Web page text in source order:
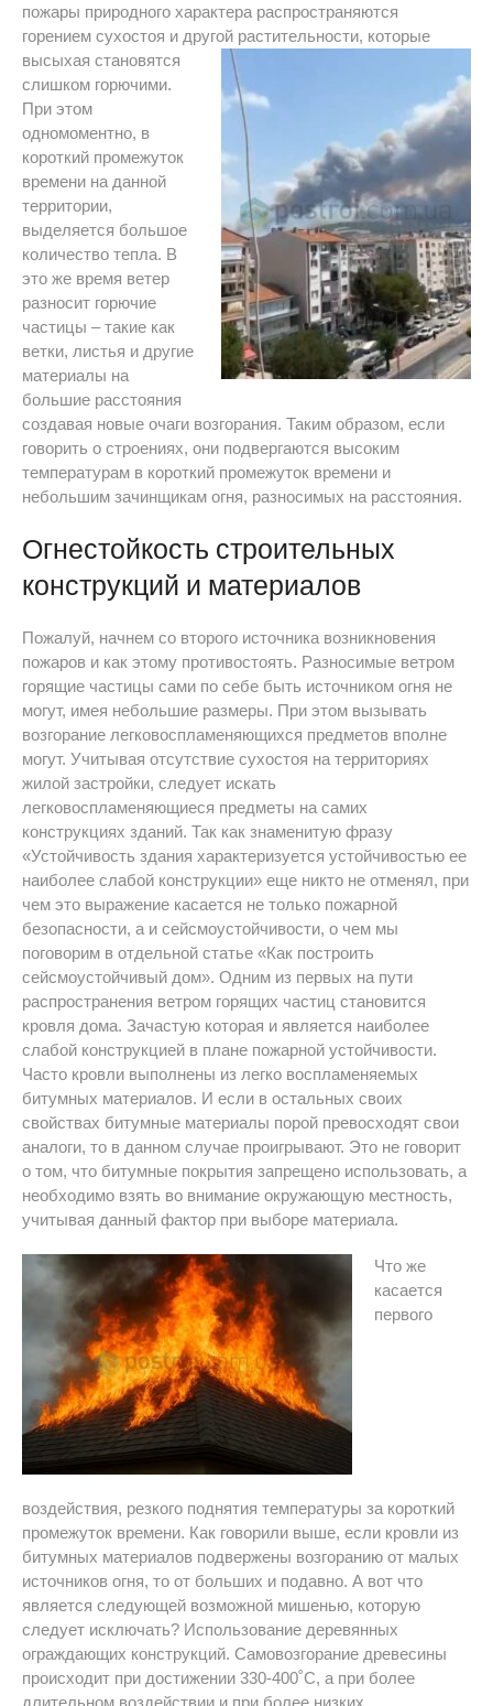
пожары природного характера распространяются
горением сухостоя и другой растительности, которые
высыхая становятся
слишком горючими.
При этом
одномоментно, в
короткий промежуток
времени на данной
территории,
выделяется большое
количество тепла. В
это же время ветер
разносит горючие
частицы – такие как
ветки, листья и другие
материалы на
большие расстояния
создавая новые очаги возгорания. Таким образом, если
говорить о строениях, они подвергаются высоким
температурам в короткий промежуток времени и
небольшим зачинщикам огня, разносимых на расстояния.
Огнестойкость строительных
конструкций и материалов
Пожалуй, начнем со второго источника возникновения
пожаров и как этому противостоять. Разносимые ветром
горящие частицы сами по себе быть источником огня не
могут, имея небольшие размеры. При этом вызывать
возгорание легковоспламеняющихся предметов вполне
могут. Учитывая отсутствие сухостоя на территориях
жилой застройки, следует искать
легковоспламеняющиеся предметы на самих
конструкциях зданий. Так как знаменитую фразу
«Устойчивость здания характеризуется устойчивостью ее
наиболее слабой конструкции» еще никто не отменял, при
чем это выражение касается не только пожарной
безопасности, а и сейсмоустойчивости, о чем мы
поговорим в отдельной статье «Как построить
сейсмоустойчивый дом». Одним из первых на пути
распространения ветром горящих частиц становится
кровля дома. Зачастую которая и является наиболее
слабой конструкцией в плане пожарной устойчивости.
Часто кровли выполнены из легко воспламеняемых
битумных материалов. И если в остальных своих
свойствах битумные материалы порой превосходят свои
аналоги, то в данном случае проигрывают. Это не говорит
о том, что битумные покрытия запрещено использовать, а
необходимо взять во внимание окружающую местность,
учитывая данный фактор при выборе материала.
Что же
касается
первого
воздействия, резкого поднятия температуры за короткий
промежуток времени. Как говорили выше, если кровли из
битумных материалов подвержены возгоранию от малых
источников огня, то от больших и подавно. А вот что
является следующей возможной мишенью, которую
следует исключать? Использование деревянных
ограждающих конструкций. Самовозгорание древесины
происходит при достижении 330-400˚С, а при более
длительном воздействии и при более низких